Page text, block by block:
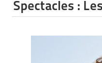
Spectacles :